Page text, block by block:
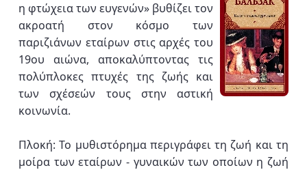
η φτώχεια των ευγενών» βυθίζει τον
ακροατή στον κόσμο των
παριζιάνων εταίρων στις αρχές του
19ου αιώνα, αποκαλύπτοντας τις
πολύπλοκες πτυχές της ζωής και
των σχέσεών τους στην αστική
κοινωνία.
Πλοκή: Το μυθιστόρημα περιγράφει τη ζωή και τη
μοίρα των εταίρων - γυναικών των οποίων η ζωή